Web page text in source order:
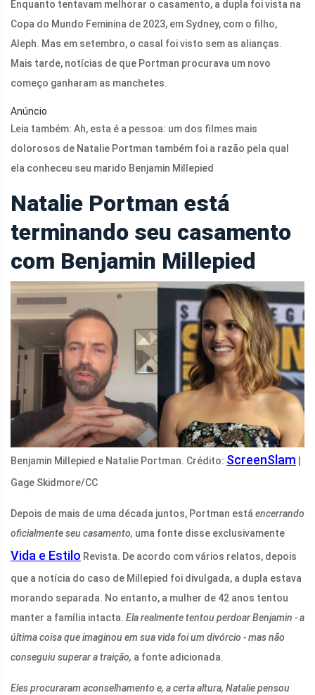
Enquanto tentavam melhorar o casamento, a dupla foi vista na
Copa do Mundo Feminina de 2023, em Sydney, com o filho,
Aleph. Mas em setembro, o casal foi visto sem as alianças.
Mais tarde, notícias de que Portman procurava um novo
começo ganharam as manchetes.
Anúncio
Leia também: Ah, esta é a pessoa: um dos filmes mais
dolorosos de Natalie Portman também foi a razão pela qual
ela conheceu seu marido Benjamin Millepied
Natalie Portman está
terminando seu casamento
com Benjamin Millepied
Benjamin Millepied e Natalie Portman. Crédito: ScreenSlam
Gage Skidmore/CC
Depois de mais de uma década juntos, Portman está encerrando
oficialmente seu casamento, uma fonte disse exclusivamente
Vida e Estilo Revista. De acordo com vários relatos, depois
que a notícia do caso de Millepied foi divulgada, a dupla estava
morando separada. No entanto, a mulher de 42 anos tentou
manter a família intacta. Ela realmente tentou perdoar Benjamin - a
última coisa que imaginou em sua vida foi um divórcio - mas não
conseguiu superar a traição, a fonte adicionada.
Eles procuraram aconselhamento e, a certa altura, Natalie pensou